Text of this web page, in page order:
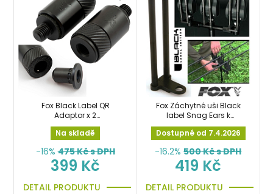
Fox Black Label QR
Adaptor x 2
rychlovýměnný adaptér
2ks
Na skladě
-16% 475Kč s DPH
399 Kč
DETAIL PRODUKTU
Fox Záchytné uši Black
label Snag Ears k
hlásičům
Dostupné od 7.4.2026
-16.2% 500Kč s DPH
419 Kč
DETAIL PRODUKTU